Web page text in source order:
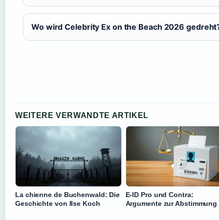
Wo wird Celebrity Ex on the Beach 2026
WEITERE VERWANDTE ARTIKEL
La chienne de Buchenwald: Die
Geschichte von Ilse Koch
E-ID Pro und Contra:
Argumente zur Abstimmung